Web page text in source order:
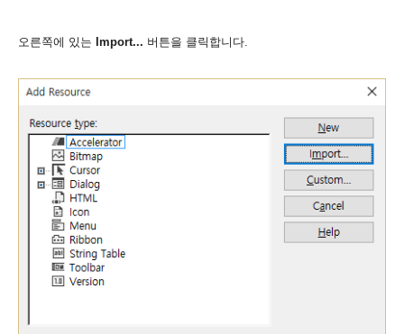
오른쪽에 있는 Import... 버튼을 클릭합니다.